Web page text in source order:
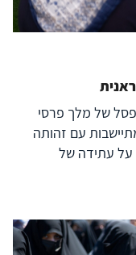
פסל של מלך פרסי
עם זהותה
על עתידה של